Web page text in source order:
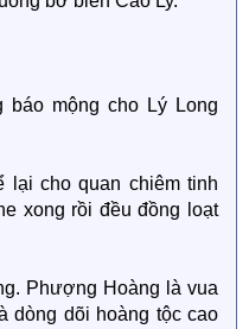
mộng cho Lý Long
lại cho quan chiêm tinh
xong rồi đều đồng loạt
Phượng Hoàng là vua
dòng dõi hoàng tộc cao